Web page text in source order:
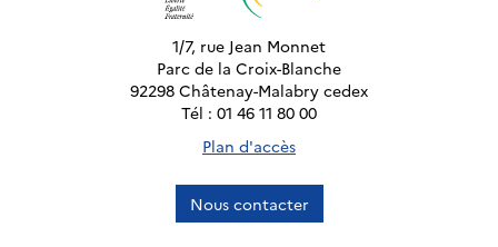
1/7, rue Jean Monnet
Parc de la Croix-Blanche
92298 Châtenay-Malabry cedex
Tél : 01 46 11 80 00
Plan d'accès
Nous contacter